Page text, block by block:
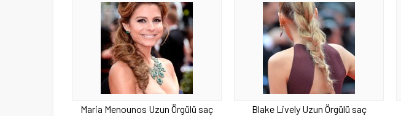
Maria Menounos Uzun Örgülü saç Blake Lively Uzun Örgülü saç